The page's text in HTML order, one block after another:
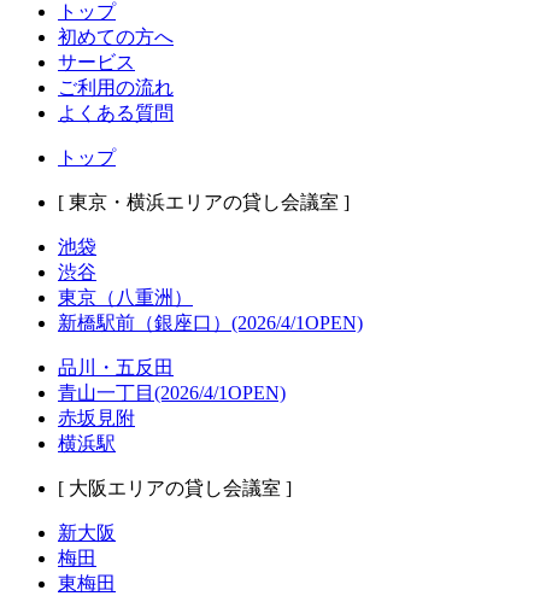
トップ
初めての方へ
サービス
ご利用の流れ
よくある質問
トップ
[ 東京・横浜エリアの貸し会議室 ]
池袋
渋谷
東京（八重洲）
新橋駅前（銀座口）(2026/4/1OPEN)
品川・五反田
青山一丁目(2026/4/1OPEN)
赤坂見附
横浜駅
[ 大阪エリアの貸し会議室 ]
新大阪
梅田
東梅田